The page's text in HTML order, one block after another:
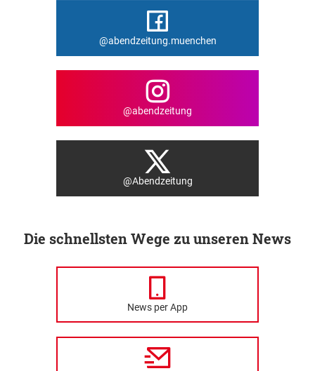
@abendzeitung.muenchen
@abendzeitung
@Abendzeitung
Die schnellsten Wege zu unseren News
News per App